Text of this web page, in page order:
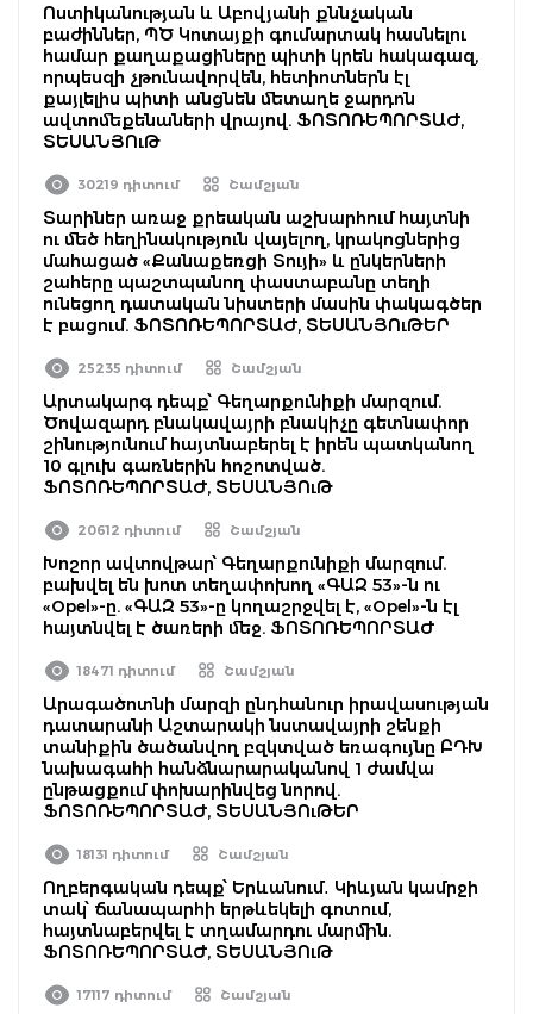
Ոստիկանության և Աբովյանի քննչական
բաժիններ, ՊԾ Կոտայքի գումարտակ հասնելու
համար քաղաքացիները պիտի կրեն հակագազ,
որպեսզի չթունավորվեն, հետիոտներն էլ
քայլելիս պիտի անցնեն մետաղե ջարդոն
ավտոմեքենաների վրայով. ՖՈՏՈՌԵՊՈՐՏԱԺ,
ՏԵՍԱՆՅՈւԹ
30219 դիտում Շամշյան
Տարիներ առաջ քրեական աշխարհում հայտնի
ու մեծ հեղինակություն վայելող, կրակոցներից
մահացած «Քանաքեռցի Տույի» և ընկերների
շահերը պաշտպանող փաստաբանը տեղի
ունեցող դատական նիստերի մասին փակագծեր
է բացում. ՖՈՏՈՌԵՊՈՐՏԱԺ, ՏԵՍԱՆՅՈւԹԵՐ
25235 դիտում Շամշյան
Արտակարգ դեպք՝ Գեղարքունիքի մարզում.
Ծովազարդ բնակավայրի բնակիչը գետնափոր
շինությունում հայտնաբերել է իրեն պատկանող
10 գլուխ գառներին հոշոտված.
ՖՈՏՈՌԵՊՈՐՏԱԺ, ՏԵՍԱՆՅՈւԹ
20612 դիտում Շամշյան
Խոշոր ավտովթար՝ Գեղարքունիքի մարզում.
բախվել են խոտ տեղափոխող «ԳԱԶ 53»-ն ու
«Opel»-ը. «ԳԱԶ 53»-ը կողաշրջվել է, «Opel»-ն էլ
հայտնվել է ծառերի մեջ. ՖՈՏՈՌԵՊՈՐՏԱԺ
18471 դիտում Շամշյան
Արագածոտնի մարզի ընդհանուր իրավասության
դատարանի Աշտարակի նստավայրի շենքի
տանիքին ծածանվող բզկտված եռագույնը ԲԴԽ
նախագահի հանձնարարականով 1 ժամվա
ընթացքում փոխարինվեց նորով.
ՖՈՏՈՌԵՊՈՐՏԱԺ, ՏԵՍԱՆՅՈւԹԵՐ
18131 դիտում Շամշյան
Ողբերգական դեպք՝ Երևանում․ Կիևյան կամրջի
տակ՝ ճանապարհի երթևեկելի գոտում,
հայտնաբերվել է տղամարդու մարմին.
ՖՈՏՈՌԵՊՈՐՏԱԺ, ՏԵՍԱՆՅՈւԹ
17117 դիտում Շամշյան